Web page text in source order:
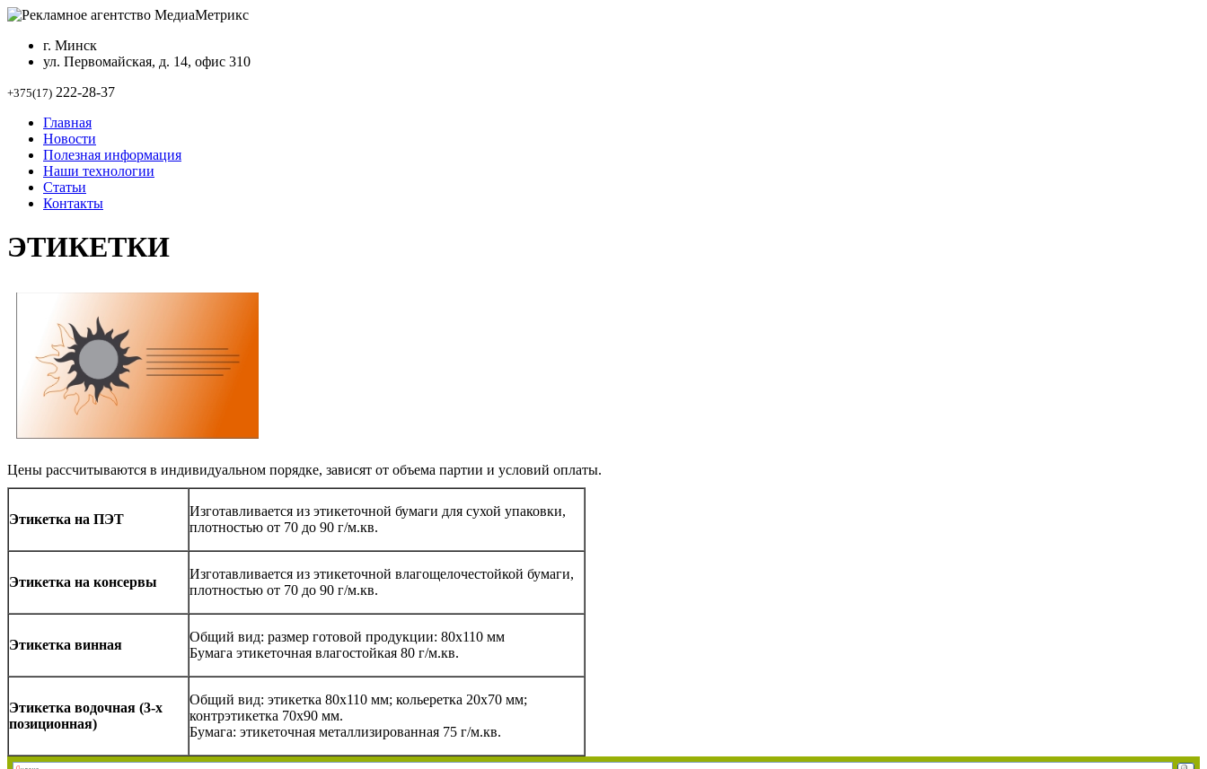
г. Минск
ул. Первомайская, д. 14, офис 310
+375(17) 222-28-37
Главная
Новости
Полезная информация
Наши технологии
Статьи
Контакты
ЭТИКЕТКИ
Цены рассчитываются в индивидуальном порядке, зависят от объема партии и условий оплаты.
Этикетка на ПЭТ
Изготавливается из этикеточной бумаги для сухой упаковки,
плотностью от 70 до 90 г/м.кв.
Этикетка на консервы
Изготавливается из этикеточной влагощелочестойкой бумаги,
плотностью от 70 до 90 г/м.кв.
Этикетка винная
Общий вид: размер готовой продукции: 80х110 мм
Бумага этикеточная влагостойкая 80 г/м.кв.
Этикетка водочная (3-х
позиционная)
Общий вид: этикетка 80х110 мм; кольеретка 20х70 мм;
контрэтикетка 70х90 мм.
Бумага: этикеточная металлизированная 75 г/м.кв.